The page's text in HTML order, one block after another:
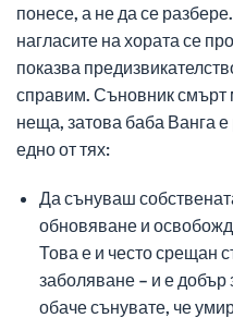
понесе, а не да се
нагласите на хората се
показва
справим. Съновник смърт
неща, затова баба Ванга е
едно от тях:
Да сънуваш
обновяване и
Това е и често срещан
заболяване – и е добър
обаче сънувате, че